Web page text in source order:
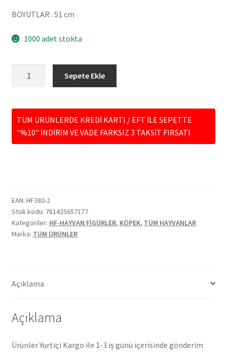
BOYUTLAR : 51 cm
1000 adet stokta
KÖPEK
adet
Sepete Ekle
TÜM ÜRÜNLERDE KREDİ KARTI / EFT İLE SEPETTE
"%10" İNDİRİM VE VADE FARKSIZ 3 TAKSİT FIRSATI
EAN: HF380-2
Stok kodu: 781425657177
Kategoriler: HF-HAYVAN FİGÜRLER, KÖPEK, TÜM HAYVANLAR
Marka: TÜM ÜRÜNLER
Açıklama
Açıklama
Ürünler Yurtiçi Kargo ile 1-3 iş günü içerisinde gönderim